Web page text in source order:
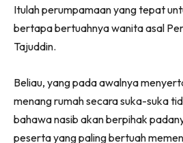
Itulah perumpamaan yang tepat
bertapa bertuahnya wanita asal
Tajuddin.
Beliau, yang pada awalnya
menang rumah secara suka-suka
bahawa nasib akan berpihak
peserta yang paling bertuah